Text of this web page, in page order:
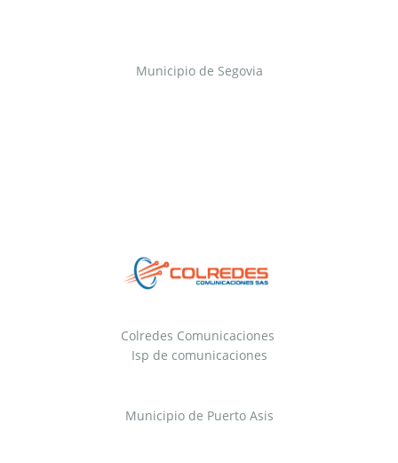
Municipio de Segovia
Colredes Comunicaciones
Isp de comunicaciones
Municipio de Puerto Asis